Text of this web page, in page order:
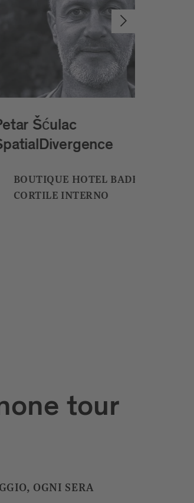
PORTICI MAGGIORI
tour
OGNI SERA